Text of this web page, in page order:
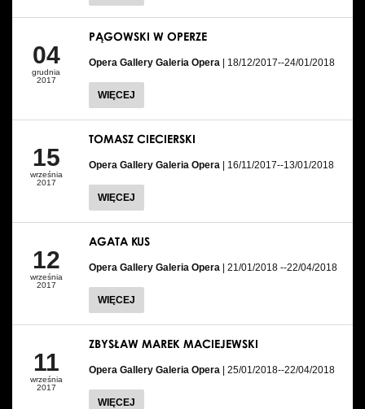
04
grudnia
2017
PĄGOWSKI W OPERZE
Opera Gallery Galeria Opera | 18/12/2017--24/01/2018
WIĘCEJ
15
września
2017
TOMASZ CIECIERSKI
Opera Gallery Galeria Opera | 16/11/2017--13/01/2018
WIĘCEJ
12
września
2017
AGATA KUS
Opera Gallery Galeria Opera | 21/01/2018 --22/04/2018
WIĘCEJ
11
września
2017
ZBYSŁAW MAREK MACIEJEWSKI
Opera Gallery Galeria Opera | 25/01/2018--22/04/2018
WIĘCEJ